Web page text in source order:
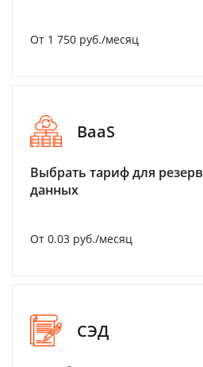
От 1 750 руб./месяц
BaaS
Выбрать тариф для
данных
От 0.03 руб./месяц
СЭД